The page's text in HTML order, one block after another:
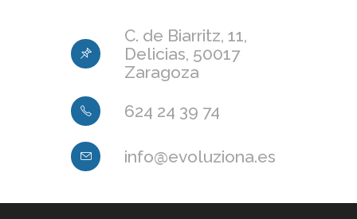
C. de Biarritz, 11,
Delicias, 50017
Zaragoza
624 24 39 74
info@evoluziona.es